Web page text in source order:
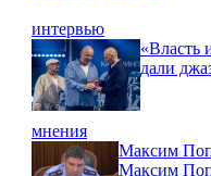
интервью
«Власть
дали
мнения
Максим
Максим